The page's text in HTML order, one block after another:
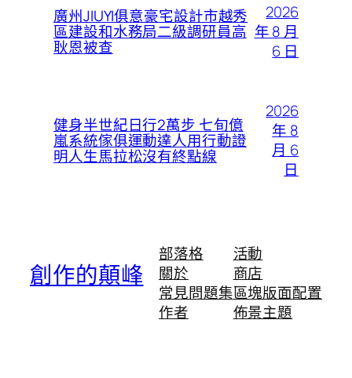
廣州JIUYI俱意豪宅設計市越秀
區建設和水務局二級調研員高
耿恩被查
2026
年 8 月
6 日
健身半世紀日行2萬步 七旬億
嵐系統傢俱運動達人用行動證
明人生馬拉松沒有終點線
2026
年 8
月 6
日
創作的顛峰
部落格
關於
常見問題集
作者
活動
商店
區塊版面配置
佈景主題